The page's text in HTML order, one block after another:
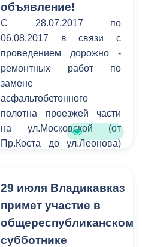
АМС Казбек Цоков,
начальник Контрольного
управления Лавер
Битаров, и.о.
председателя Комитета
жилищно-коммунального
хозяйства
г.Владикавказа Марат
Тохтиев, руководитель
ООО "Газпром
Меркушин, контрактный
управляющий
предприятия Батраз
Дзеранов, заместитель
объявление!
С 28.07.2017 по
06.08.2017 в связи с
проведением дорожно -
ремонтных работ по
замене
асфальтобетонного
полотна проезжей части
на ул.Московской (от
Пр.Коста до ул.Леонова)
транспортных средств и
пешеходов. Работы будут
проводиться также и в
ночное время.
29 июля Владикавказ
примет участие в
общереспубликанском
субботнике